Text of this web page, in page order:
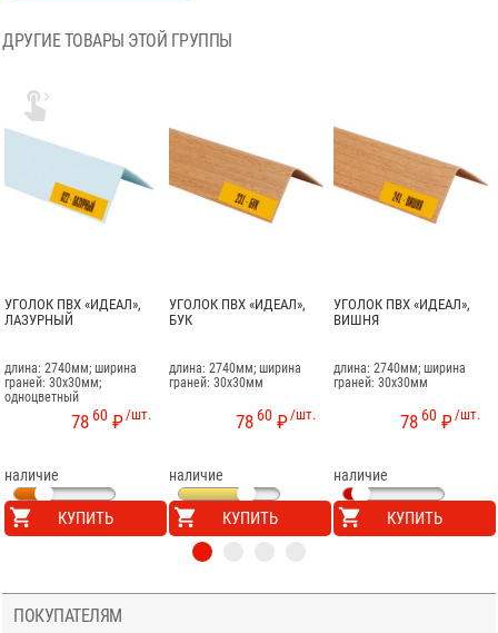
ДРУГИЕ ТОВАРЫ ЭТОЙ ГРУППЫ
УГОЛОК ПВХ «ИДЕАЛ»,
ЛАЗУРНЫЙ
длина: 2740мм; ширина
граней: 30x30мм;
одноцветный
/шт.
78 60 ₽
наличие
КУПИТЬ
УГОЛОК ПВХ «ИДЕАЛ»,
БУК
длина: 2740мм; ширина
граней: 30x30мм
/шт.
78 60 ₽
наличие
КУПИТЬ
УГОЛОК ПВХ «ИДЕАЛ»,
ВИШНЯ
длина: 2740мм; ширина
граней: 30x30мм
/шт.
78 60 ₽
наличие
КУПИТЬ

ПОКУПАТЕЛЯМ